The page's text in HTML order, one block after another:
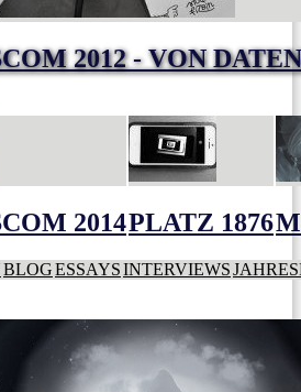
2012 - VON
2014PLATZ 1876
BLOGESSAYSINTERVIEWS